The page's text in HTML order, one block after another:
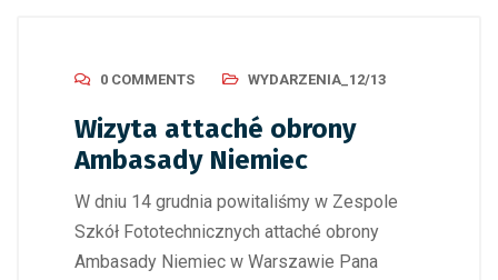
0 COMMENTS WYDARZENIA_12/13
Wizyta attaché obrony
Ambasady Niemiec
W dniu 14 grudnia powitaliśmy w Zespole
Szkół Fototechnicznych attaché obrony
Ambasady Niemiec w Warszawie Pana